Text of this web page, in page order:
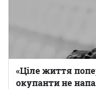
«Ціле життя
окупанти не